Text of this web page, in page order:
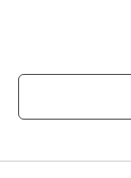
【価格改定のお知ら
こちらの商品は価格
お届けする商品につ